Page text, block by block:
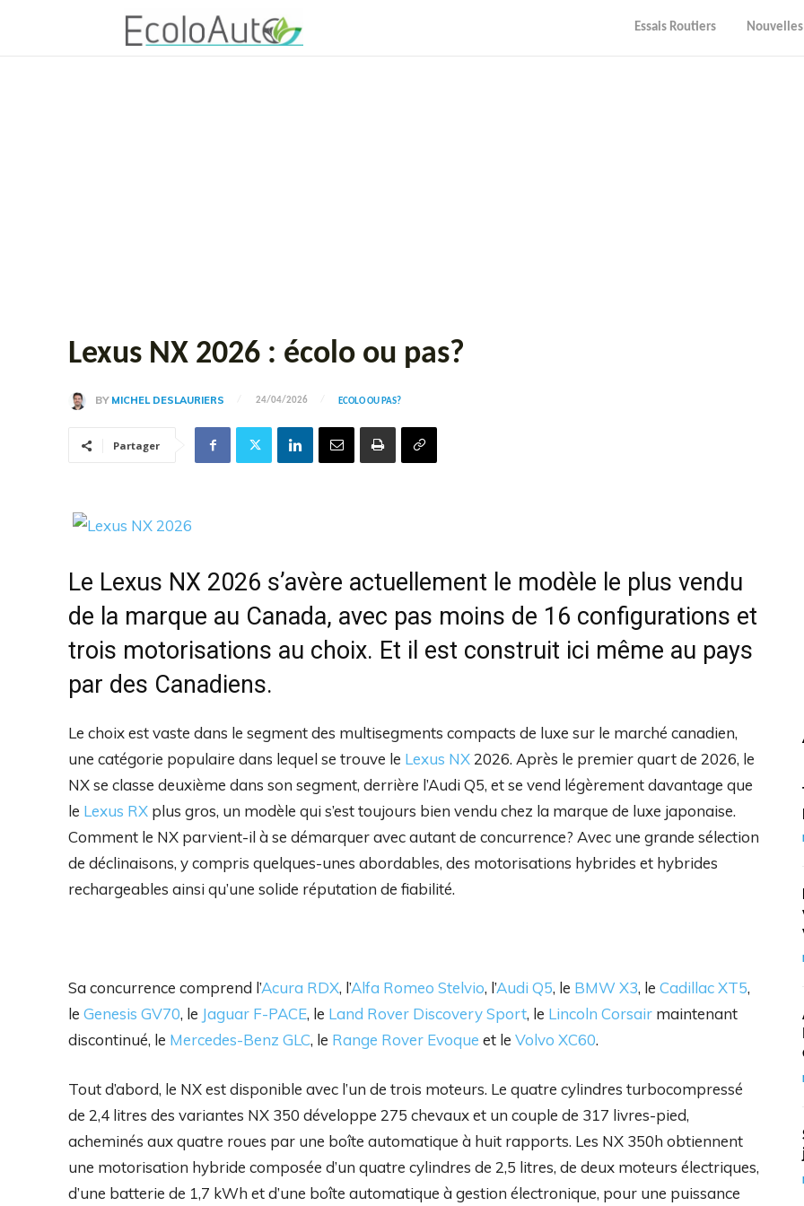
Essais Routiers Nouvelles
Lexus NX 2026 : écolo ou pas?
BY MICHEL DESLAURIERS 24/04/2026 ECOLO OU PAS?
Partager
Le Lexus NX 2026 s’avère actuellement le modèle le plus vendu
de la marque au Canada, avec pas moins de 16 configurations et
trois motorisations au choix. Et il est construit ici même au pays
par des Canadiens.
Le choix est vaste dans le segment des multisegments compacts de luxe sur le marché canadien,
une catégorie populaire dans lequel se trouve le Lexus NX2026. Après le premier quart de 2026, le
NX se classe deuxième dans son segment, derrière l’Audi Q5, et se vend légèrement davantage que
le Lexus RX plus gros, un modèle qui s’est toujours bien vendu chez la marque de luxe japonaise.
Comment le NX parvient-il à se démarquer avec autant de concurrence? Avec une grande sélection
de déclinaisons, y compris quelques-unes abordables, des motorisations hybrides et hybrides
rechargeables ainsi qu’une solide réputation de fiabilité.
Sa concurrence comprend l’Acura RDX, l’Alfa Romeo Stelvio, l’Audi Q5, le BMW X3, le Cadillac XT5,
le Genesis GV70, le Jaguar F-PACE, le Land Rover Discovery Sport, le Lincoln Corsair maintenant
discontinué, le Mercedes-Benz GLC, le Range Rover Evoque et le Volvo XC60.
Tout d’abord, le NX est disponible avec l’un de trois moteurs. Le quatre cylindres turbocompressé
de 2,4 litres des variantes NX 350 développe 275 chevaux et un couple de 317 livres-pied,
acheminés aux quatre roues par une boîte automatique à huit rapports. Les NX 350h obtiennent
une motorisation hybride composée d’un quatre cylindres de 2,5 litres, de deux moteurs électriques,
d’une batterie de 1,7 kWh et d’une boîte automatique à gestion électronique, pour une puissance